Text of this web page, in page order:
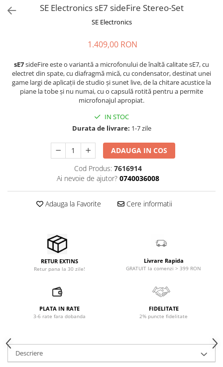
Accesorii de microfoane
Microfoane de broadcast
Microfoane de masurare si
calibrare
Microfoane de studio
Microfoane de Suprafata
Microfoane lavaliera si headset
Microfoane podcast, USB, iOS /
Microfoane pt Camere Video
Microfoane pt instalatii si
conferinta
Microfoane Ribbon
Microfoane wireless si sisteme
Stative de microfon
Studio si inregistrari
Accesorii de rack
Accesorii echipamente de studio
Controllere MIDI - USB DAW
Controllere monitoare de studio
Convertoare AD/DA
SE Electronics sE7 sideFire Stereo-Set
SE Electronics
1.409,00 RON
sE7sideFire este o variantă a microfonului de înaltă calitate sE7, cu
electret din spate, cu diafragmă mică, cu condensator, destinat unei
game largi de aplicații de studio și sunet live, de la chitare acustice la
piane la tobe și nu numai, cu o capsulă rotită pentru a permite
microfonajul apropiat.
IN STOC
Durata de livrare: 1-7 zile
ADAUGA IN COS
Cod Produs: 7616914
Ai nevoie de ajutor? 0740036008
Adauga la Favorite Cere informatii
RETUR EXTINS
Retur pana la 30 zile!
Livrare Rapida
GRATUIT la comenzi > 399 RON
PLATA IN RATE
3-6 rate fara dobanda
FIDELITATE
2% puncte fidelitate
Descriere